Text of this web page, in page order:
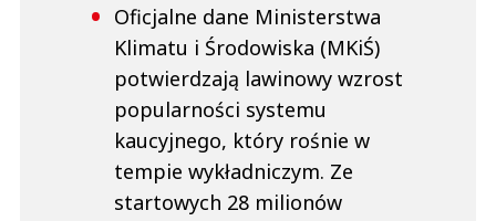
Oficjalne dane Ministerstwa
Klimatu i Środowiska (MKiŚ)
potwierdzają lawinowy wzrost
popularności systemu
kaucyjnego, który rośnie w
tempie wykładniczym. Ze
startowych 28 milionów